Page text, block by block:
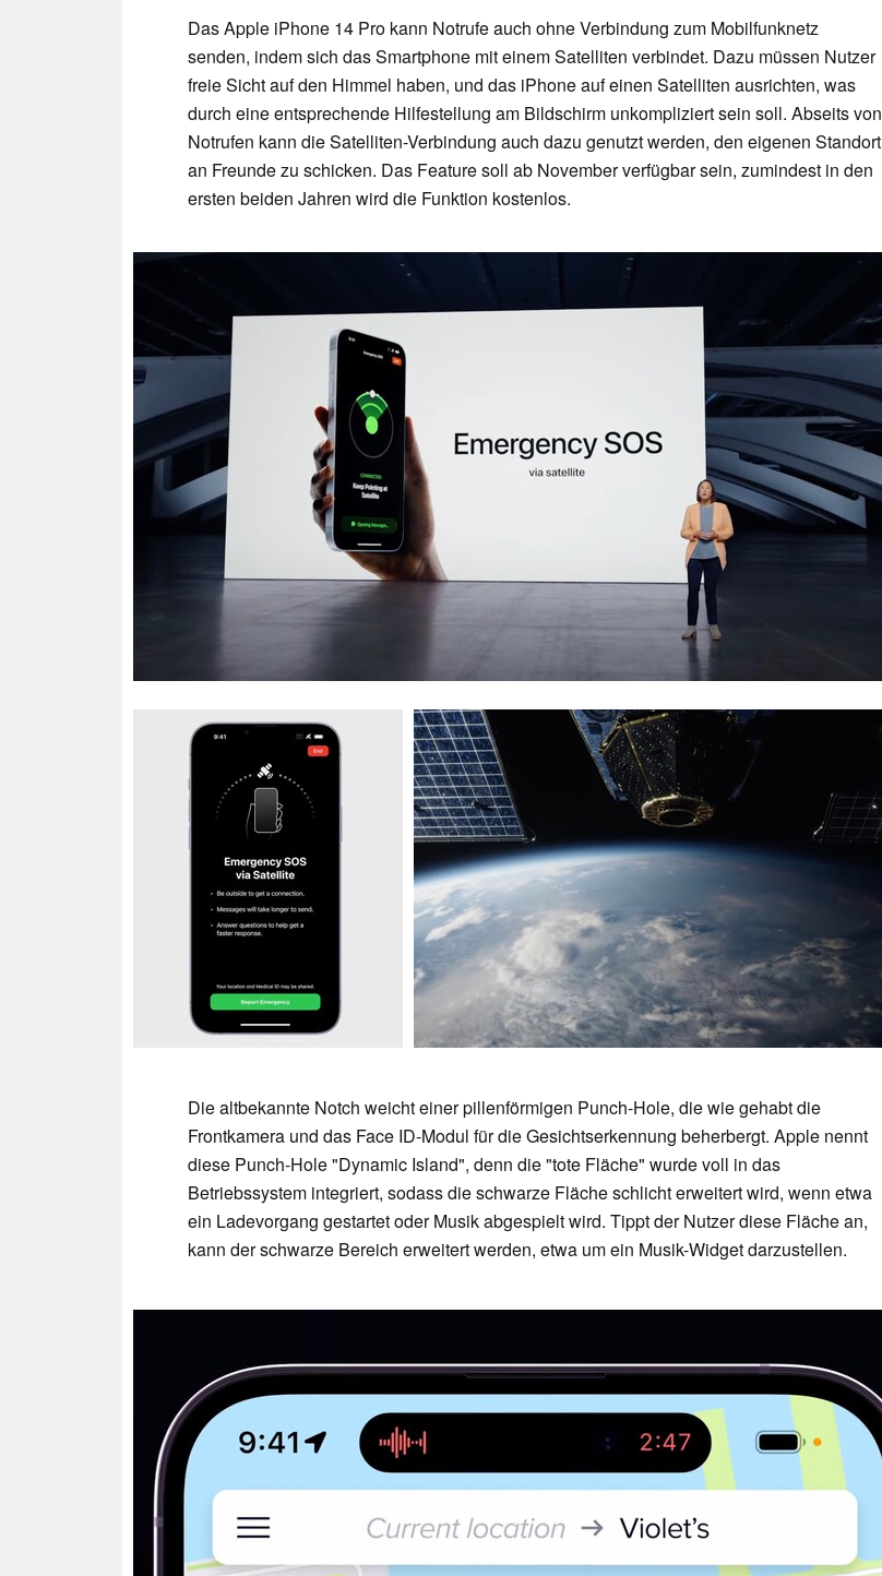
Das Apple iPhone 14 Pro kann Notrufe auch ohne Verbindung zum Mobilfunknetz
senden, indem sich das Smartphone mit einem Satelliten verbindet. Dazu müssen Nutzer
freie Sicht auf den Himmel haben, und das iPhone auf einen Satelliten ausrichten, was
durch eine entsprechende Hilfestellung am Bildschirm unkompliziert sein soll. Abseits von
Notrufen kann die Satelliten-Verbindung auch dazu genutzt werden, den eigenen Standort
an Freunde zu schicken. Das Feature soll ab November verfügbar sein, zumindest in den
ersten beiden Jahren wird die Funktion kostenlos.
Die altbekannte Notch weicht einer pillenförmigen Punch-Hole, die wie gehabt die
Frontkamera und das Face ID-Modul für die Gesichtserkennung beherbergt. Apple nennt
diese Punch-Hole "Dynamic Island", denn die "tote Fläche" wurde voll in das
Betriebssystem integriert, sodass die schwarze Fläche schlicht erweitert wird, wenn etwa
ein Ladevorgang gestartet oder Musik abgespielt wird. Tippt der Nutzer diese Fläche an,
kann der schwarze Bereich erweitert werden, etwa um ein Musik-Widget darzustellen.